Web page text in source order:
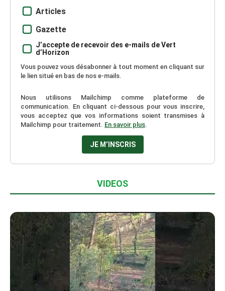
Articles
Gazette
J’accepte de recevoir des e-mails de Vert
d’Horizon
Vous pouvez vous désabonner à tout moment en cliquant sur
le lien situé en bas de nos e-mails.
Nous utilisons Mailchimp comme plateforme de
communication. En cliquant ci-dessous pour vous inscrire,
vous acceptez que vos informations soient transmises à
Mailchimp pour traitement. En savoir plus.
VIDEOS